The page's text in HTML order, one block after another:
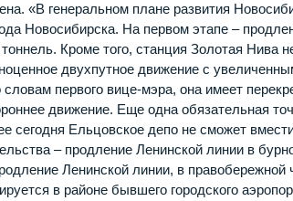
«В генеральном плане развития
Новосибирска. На первом этапе –
Кроме того, станция Золотая Нива
двухпутное движение с
первого вице-мэра, она имеет
движение. Еще одна обязательная
сегодня Ельцовское депо не сможет
– продление Ленинской линии в
Ленинской линии, в правобережной
в районе бывшего городского